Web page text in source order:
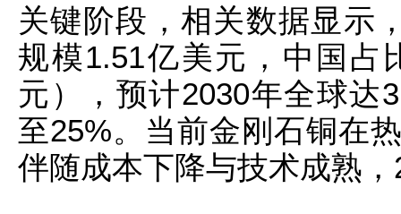
关键阶段，相关数据显示
规模1.51亿美元，中国占
元），预计2030年全球达
至25%。当前金刚石铜在
伴随成本下降与技术成熟